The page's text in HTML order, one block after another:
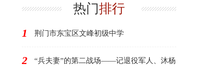
热门排行
1 荆门市东宝区文峰初级中学
2
“兵夫妻”的第二战场——记退役军人、沐杨